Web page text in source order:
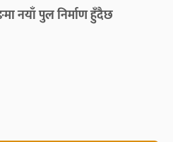
नयाँ पुल निर्माण हुँदैछ